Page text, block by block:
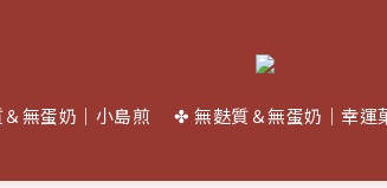
無蛋奶｜小島煎 ✤ 無麩質＆無蛋奶｜幸運